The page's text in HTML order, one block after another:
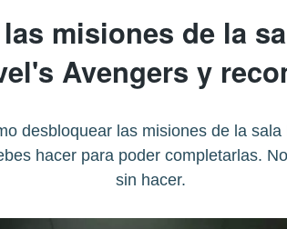
misiones de la
Avengers y
desbloquear las misiones de la
hacer para poder completarlas.
sin hacer.